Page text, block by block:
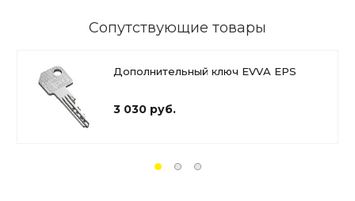
Сопутствующие товары
Дополнительный ключ EVVA EPS
3 030 руб.